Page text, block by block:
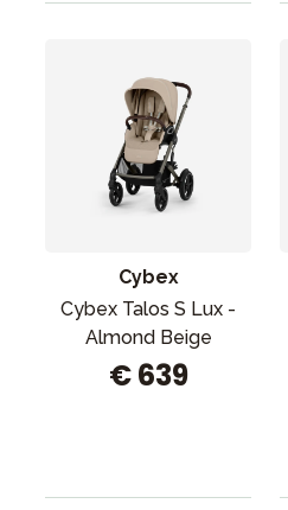
Cybex
Cybex Talos S Lux -
Almond Beige
€ 639